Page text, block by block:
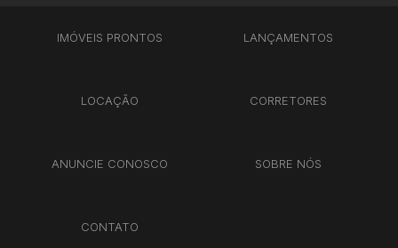
Menor Área
Recentes
IMÓVEIS PRONTOS LANÇAMENTOS
LOCAÇÃO CORRETORES
ANUNCIE CONOSCO SOBRE NÓS
CONTATO